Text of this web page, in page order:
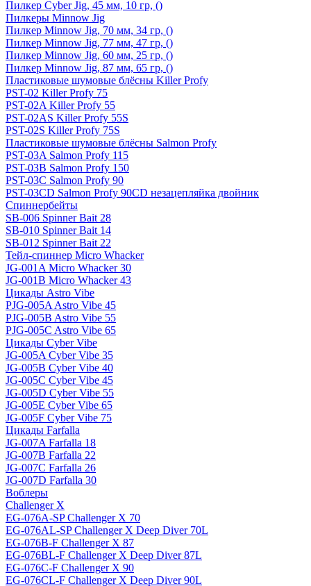
Пилкер Cyber Jig, 45 мм, 10 гр, ()
Пилкеры Minnow Jig
Пилкер Minnow Jig, 70 мм, 34 гр, ()
Пилкер Minnow Jig, 77 мм, 47 гр, ()
Пилкер Minnow Jig, 60 мм, 25 гр, ()
Пилкер Minnow Jig, 87 мм, 65 гр, ()
Пластиковые шумовые блёсны Killer Profy
PST-02 Killer Profy 75
PST-02A Killer Profy 55
PST-02AS Killer Profy 55S
PST-02S Killer Profy 75S
Пластиковые шумовые блёсны Salmon Profy
PST-03A Salmon Profy 115
PST-03B Salmon Profy 150
PST-03C Salmon Profy 90
PST-03CD Salmon Profy 90CD незацепляйка двойник
Спиннербейты
SB-006 Spinner Bait 28
SB-010 Spinner Bait 14
SB-012 Spinner Bait 22
Тейл-спиннер Micro Whacker
JG-001A Micro Whacker 30
JG-001B Micro Whacker 43
Цикады Astro Vibe
PJG-005A Astro Vibe 45
PJG-005B Astro Vibe 55
PJG-005C Astro Vibe 65
Цикады Cyber Vibe
JG-005A Cyber Vibe 35
JG-005B Cyber Vibe 40
JG-005C Cyber Vibe 45
JG-005D Cyber Vibe 55
JG-005E Cyber Vibe 65
JG-005F Cyber Vibe 75
Цикады Farfalla
JG-007A Farfalla 18
JG-007B Farfalla 22
JG-007C Farfalla 26
JG-007D Farfalla 30
Воблеры
Challenger X
EG-076A-SP Challenger X 70
EG-076AL-SP Challenger X Deep Diver 70L
EG-076B-F Challenger X 87
EG-076BL-F Challenger X Deep Diver 87L
EG-076C-F Challenger X 90
EG-076CL-F Challenger X Deep Diver 90L